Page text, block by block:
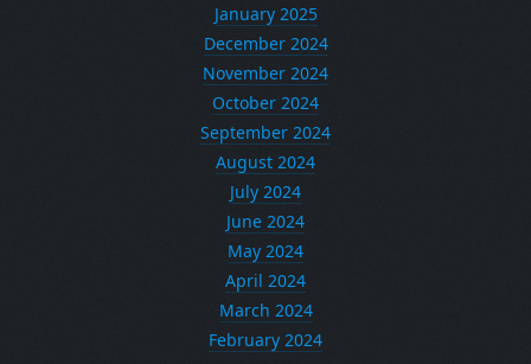
January 2025
December 2024
November 2024
October 2024
September 2024
August 2024
July 2024
June 2024
May 2024
April 2024
March 2024
February 2024